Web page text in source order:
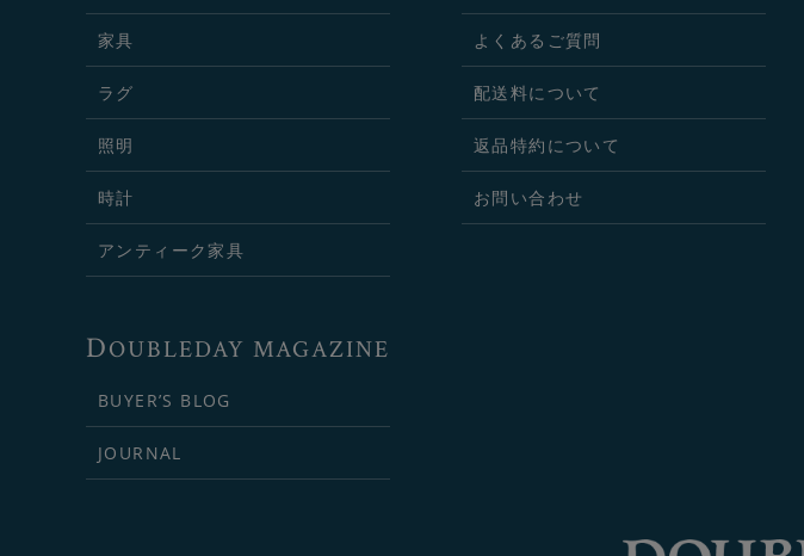
家具
ラグ
照明
時計
アンティーク家具
よくあるご質問
配送料について
返品特約について
お問い合わせ
DOUBLEDAY MAGAZINE
BUYER’S BLOG
JOURNAL